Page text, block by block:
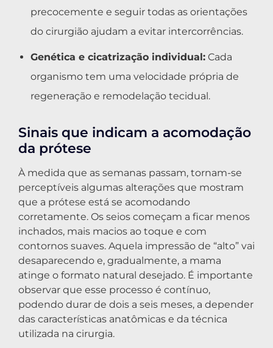
precocemente e seguir todas as orientações
do cirurgião ajudam a evitar intercorrências.
Genética e cicatrização individual: Cada
organismo tem uma velocidade própria de
regeneração e remodelação tecidual.
Sinais que indicam a acomodação
da prótese
À medida que as semanas passam, tornam-se
perceptíveis algumas alterações que mostram
que a prótese está se acomodando
corretamente. Os seios começam a ficar menos
inchados, mais macios ao toque e com
contornos suaves. Aquela impressão de “alto” vai
desaparecendo e, gradualmente, a mama
atinge o formato natural desejado. É importante
observar que esse processo é contínuo,
podendo durar de dois a seis meses, a depender
das características anatômicas e da técnica
utilizada na cirurgia.